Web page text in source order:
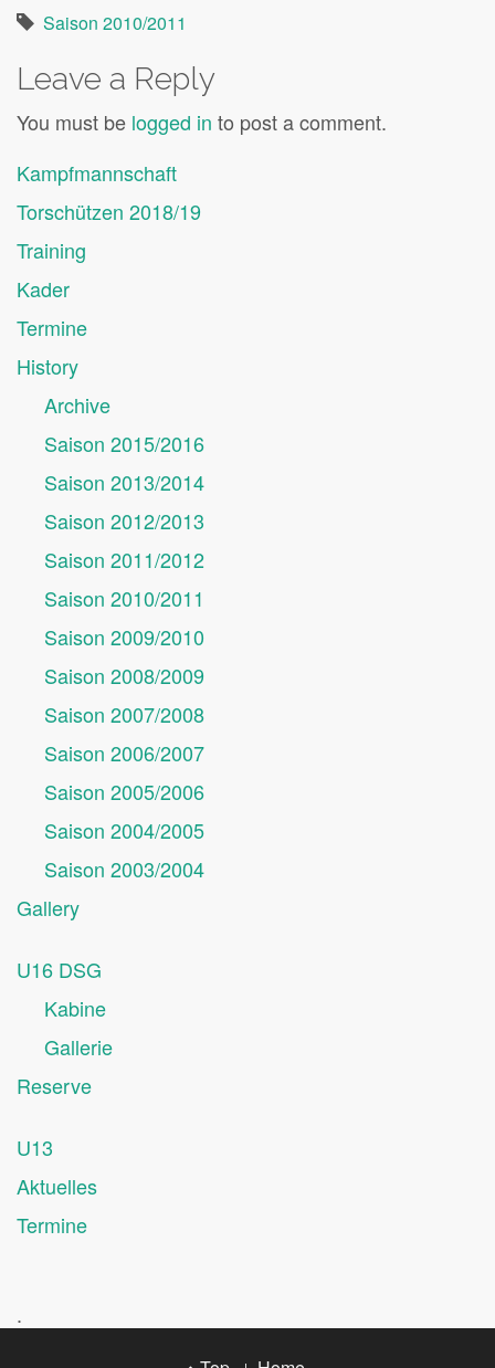
Saison 2010/2011
Leave a Reply
You must be logged in to post a comment.
Kampfmannschaft
Torschützen 2018/19
Training
Kader
Termine
History
Archive
Saison 2015/2016
Saison 2013/2014
Saison 2012/2013
Saison 2011/2012
Saison 2010/2011
Saison 2009/2010
Saison 2008/2009
Saison 2007/2008
Saison 2006/2007
Saison 2005/2006
Saison 2004/2005
Saison 2003/2004
Gallery
U16 DSG
Kabine
Gallerie
Reserve
U13
Aktuelles
Termine
.